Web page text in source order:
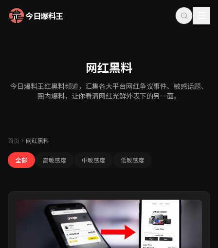
今日爆料王
网红黑料
今日爆料王红黑料频道，汇集各大平台网红争议事件、敏感话题、
圈内爆料，让你看清网红光鲜外表下的另一面。
首页 网红黑料
全部 高敏感度 中敏感度 低敏感度